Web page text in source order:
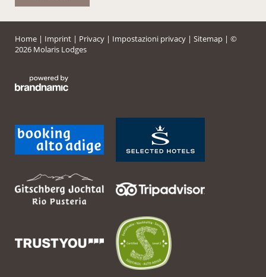
Home | Imprint | Privacy | Impostazioni privacy | Sitemap | ©
2026 Molaris Lodges